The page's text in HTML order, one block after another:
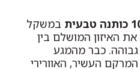
במשקל
האיזון המושלם בין
גבוהה. כבר מהמגע
העשיר, האוורירי